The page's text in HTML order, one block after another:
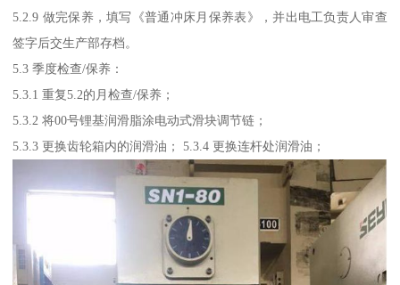
5.2.9 做完保养，填写《普通冲床月保养表》，并出电工负责人审查
签字后交生产部存档。
5.3 季度检查/保养：
5.3.1 重复5.2的月检查/保养；
5.3.2 将00号锂基润滑脂涂电动式滑块调节链；
5.3.3 更换齿轮箱内的润滑油； 5.3.4 更换连杆处润滑油；